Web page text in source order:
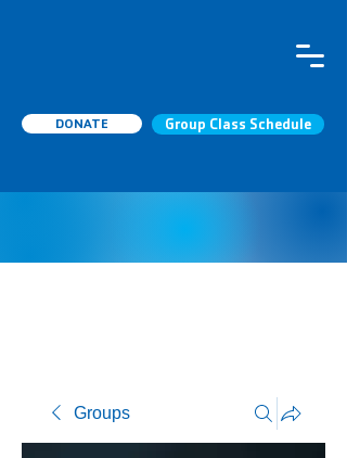
DONATE Group Class Schedule
Groups